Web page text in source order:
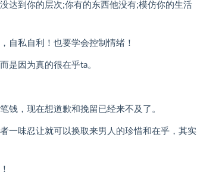
达到你的层次;你有的东西他没有;模仿你的生活
自私自利！也要学会控制情绪！
是因为真的很在乎ta。
钱，现在想道歉和挽留已经来不及了。
一味忍让就可以换取来男人的珍惜和在乎，其实